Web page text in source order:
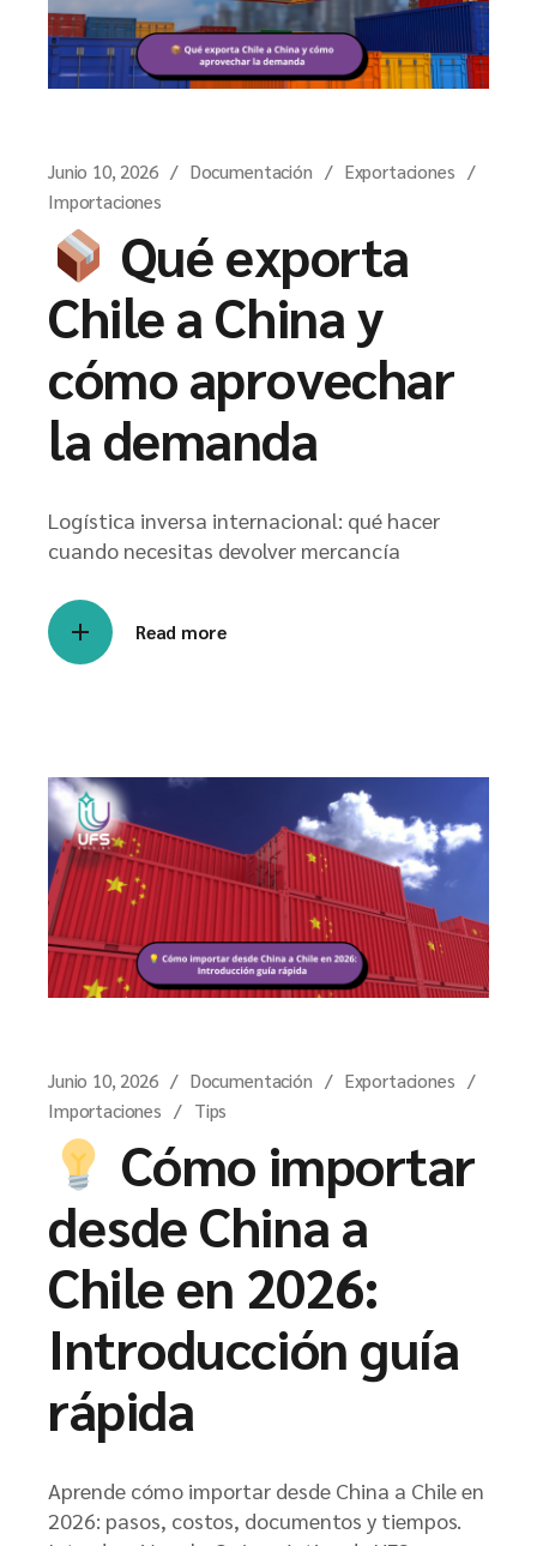
Junio 10, 2026 Documentación
Exportaciones
Importaciones
Qué exporta
Chile a China y
cómo aprovechar
la demanda
Logística inversa internacional: qué hacer
cuando necesitas devolver mercancía
Read more
Junio 10, 2026 Documentación
Exportaciones
Importaciones
Tips
Cómo importar
desde China a
Chile en 2026:
Introducción guía
rápida
Aprende cómo importar desde China a Chile en
2026: pasos, costos, documentos y tiempos.